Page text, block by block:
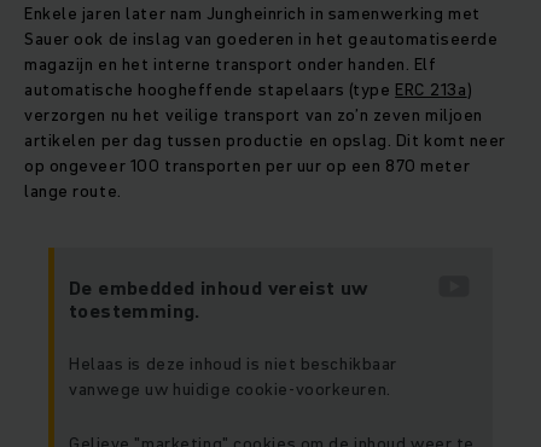
Enkele jaren later nam Jungheinrich in samenwerking met
Sauer ook de inslag van goederen in het geautomatiseerde
magazijn en het interne transport onder handen. Elf
automatische hoogheffende stapelaars (type ERC 213a)
verzorgen nu het veilige transport van zo’n zeven miljoen
artikelen per dag tussen productie en opslag. Dit komt neer
op ongeveer 100 transporten per uur op een 870 meter
lange route.
De embedded inhoud vereist uw
toestemming.
Helaas is deze inhoud is niet beschikbaar
vanwege uw huidige cookie-voorkeuren.